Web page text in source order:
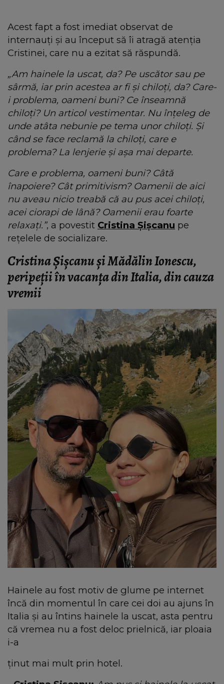
Acest fapt a fost imediat observat de
internauți și au început să îi atragă atenția
Cristinei, care nu a ezitat să răspundă.
„Am hainele la uscat, da? Pe uscător sau pe
sârmă, iar prin acestea ar fi și chiloți, da? Care-
i problema, oameni buni? Ce înseamnă
chiloți? Un articol vestimentar. Nu înțeleg de
unde atâta nebunie pe tema unor chiloți. Și
când se face reclamă la chiloți, care e
problema? La lenjerie și așa mai departe.
Care e problema, oameni buni? Câtă
înapoiere? Cât primitivism? Oamenii de aici
nu aveau nicio treabă că au pus acei chiloți,
acei ciorapi de lână? Oamenii erau foarte
relaxați.”, a povestit Cristina Șișcanu pe
rețelele de socializare.
Cristina Șișcanu și Mădălin Ionescu,
peripeții în vacanța din Italia, din cauza
vremii
Hainele au fost motiv de glume pe internet
încă din momentul în care cei doi au ajuns în
Italia și au întins hainele la uscat, asta pentru
că vremea nu a fost deloc prielnică, iar ploaia
i-a
ținut mai mult prin hotel.